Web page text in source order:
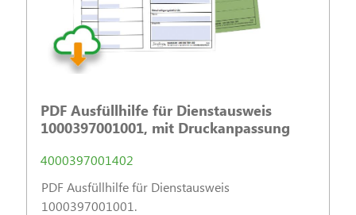
PDF Ausfüllhilfe für Dienstausweis
1000397001001, mit Druckanpassung
4000397001402
PDF Ausfüllhilfe für Dienstausweis
1000397001001.